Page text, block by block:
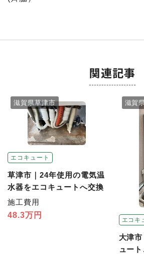
関連記事
エコキュート
滋賀県草津市
草津市｜24年使用の電気温
水器をエコキュートへ交換
施工費用
48.3万円
エコキ
滋賀
大津
ュー